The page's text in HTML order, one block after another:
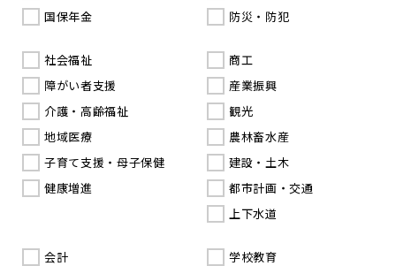
国保年金
防災・防犯
社会福祉
障がい者支援
介護・高齢福祉
地域医療
子育て支援・母子保健
健康増進
商工
産業振興
観光
農林畜水産
建設・土木
都市計画・交通
上下水道
会計
学校教育